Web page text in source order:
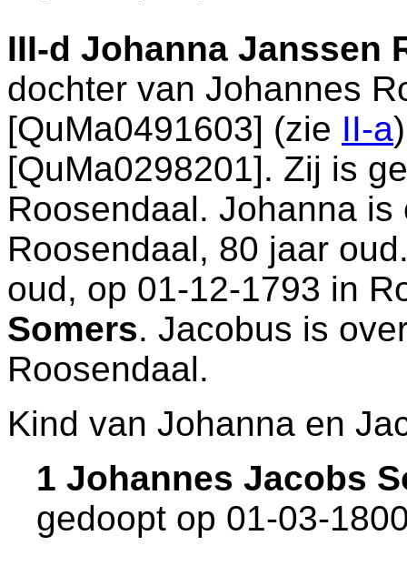
III-d Johanna Janssen
dochter van Johannes
[QuMa0491603] (zie II-a
[QuMa0298201]. Zij is
Roosendaal. Johanna is
Roosendaal, 80 jaar
oud, op 01-12-1793 in
Somers. Jacobus is
Roosendaal.
Kind van Johanna en
1 Johannes Jacobs
gedoopt op 01-03-